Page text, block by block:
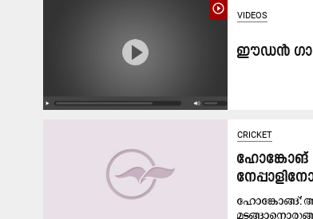
play_circle_outline
VIDEOS
ഈഡന്‍
CRICKET
ഹോങ്കോങ്
ഹോങ്കോങ്ങ്: